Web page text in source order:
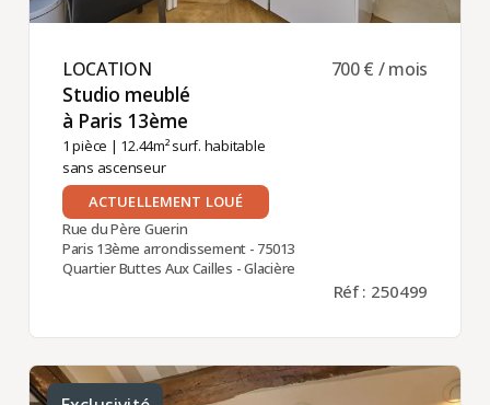
LOCATION ​
Studio meublé
à Paris 13ème ​
1 pièce | 12.44m² surf. habitable
sans ascenseur
700 € / mois
ACTUELLEMENT LOUÉ
Rue du Père Guerin
Paris 13ème arrondissement - 75013
Quartier Buttes Aux Cailles - Glacière
Réf : 250499